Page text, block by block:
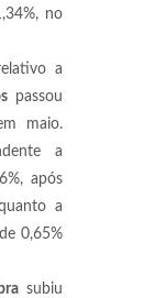
no
a
passou
maio.
a
após
a
0,65%
subiu